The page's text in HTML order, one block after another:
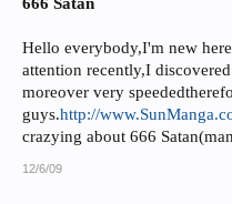
666 Satan
Hello everybody,I'm new
attention recently,I
moreover very
guys.http://
crazying about 666
12/6/09